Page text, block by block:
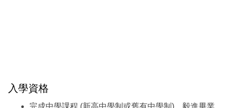
入學資格
完成中學課程 (新高中學制或舊有中學制)、毅進畢業